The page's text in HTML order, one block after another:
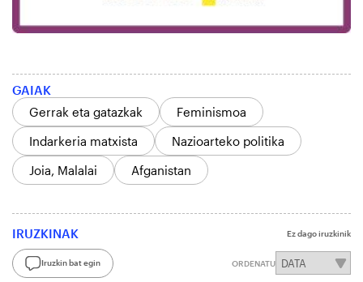
GAIAK
Gerrak eta gatazkak
Feminismoa
Indarkeria matxista
Nazioarteko politika
Joia, Malalai
Afganistan
IRUZKINAK Ez dago iruzkinik
Iruzkin bat egin ORDENATU